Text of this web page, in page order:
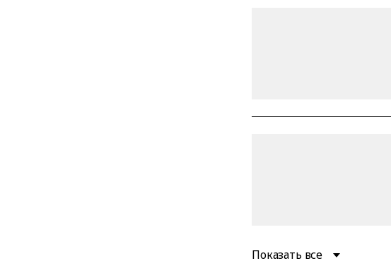
Показать все